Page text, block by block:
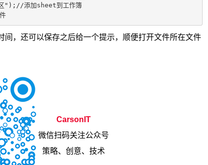
");//添加sheet到工作簿
，还可以保存之后给一个提示，顺便打开文件所在文件
CarsonIT
微信扫码关注公众号
策略、创意、技术